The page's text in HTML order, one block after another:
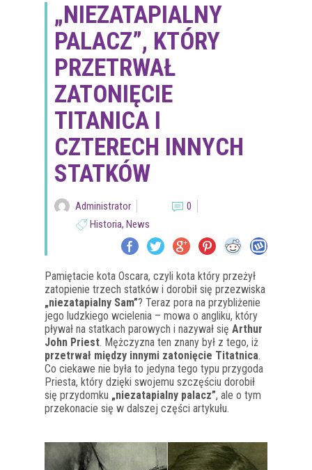
„NIEZATAPIALNY
PALACZ”, KTÓRY
PRZETRWAŁ
ZATONIĘCIE
TITANICA I
CZTERECH INNYCH
STATKÓW
Administrator
0
Historia, News
Pamiętacie kota Oscara, czyli kota który przeżył
zatopienie trzech statków i dorobił się przezwiska
„niezatapialny Sam”? Teraz pora na przybliżenie
jego ludzkiego wcielenia – mowa o angliku, który
pływał na statkach parowych i nazywał się Arthur
John Priest. Mężczyzna ten znany był z tego, iż
przetrwał między innymi zatonięcie Titatnica.
Co ciekawe nie była to jedyna tego typu przygoda
Priesta, który dzięki swojemu szczęściu dorobił
się przydomku „niezatapialny palacz”, ale o tym
przekonacie się w dalszej części artykułu.